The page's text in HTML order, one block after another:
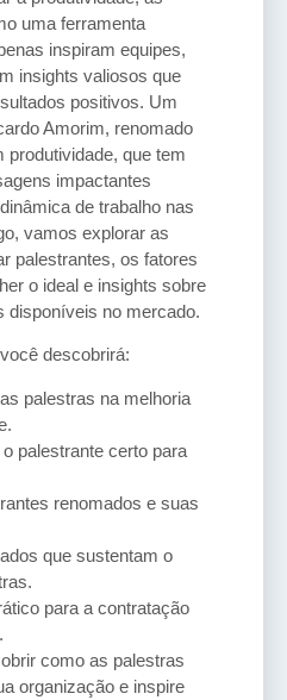
uma ferramenta
inspiram equipes,
insights valiosos que
positivos. Um
Amorim, renomado
produtividade, que tem
impactantes
de trabalho nas
vamos explorar as
palestrantes, os fatores
o ideal e insights sobre
disponíveis no mercado.
descobrirá:
palestras na melhoria
palestrante certo para
renomados e suas
que sustentam o
para a contratação
como as palestras
organização e inspire